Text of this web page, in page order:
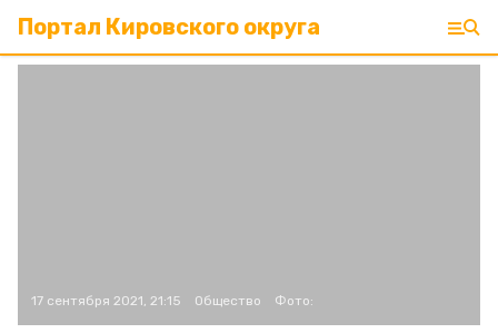
Портал Кировского округа
17 сентября 2021, 21:15 Общество Фото: